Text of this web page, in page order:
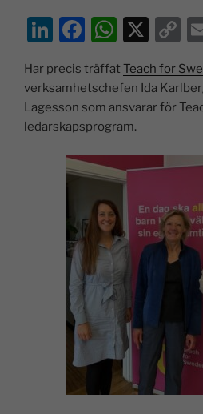
Li
k
e
dI
n
F
c
e
b
o
o
k
W
at
s
A
p
p
X
C
p
y
n
Har precis träffatTeach for
verksamhetschefen Ida
Lagesson som ansvarar för
ledarskapsprogram.